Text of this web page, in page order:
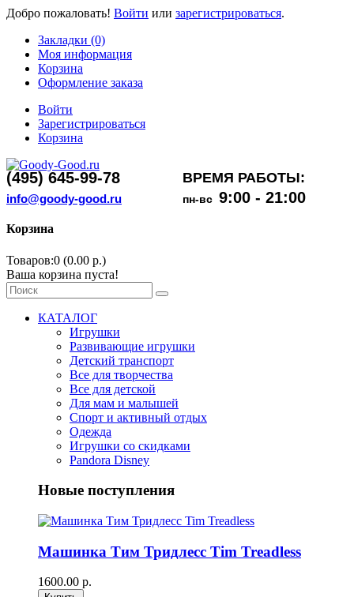
Добро пожаловать! Войти или зарегистрироваться.
Закладки (0)
Моя информация
Корзина
Оформление заказа
Войти
Зарегистрироваться
Корзина
(495) 645-99-78 ВРЕМЯ РАБОТЫ:
info@goody-good.ru пн-вс 9:00 - 21:00
Корзина
Товаров:0 (0.00 р.)
Ваша корзина пуста!
КАТАЛОГ
Игрушки
Развивающие игрушки
Детский транспорт
Все для творчества
Все для детской
Для мам и малышей
Спорт и активный отдых
Одежда
Игрушки со скидками
Pandora Disney
Новые поступления
Машинка Тим Тридлесс Tim Treadless
1600.00 р.